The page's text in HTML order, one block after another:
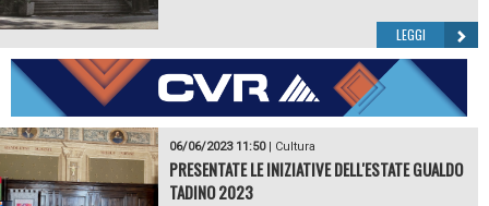
LEGGI
06/06/2023 11:50| Cultura
PRESENTATE LE INIZIATIVE DELL'ESTATE GUALDO
TADINO 2023